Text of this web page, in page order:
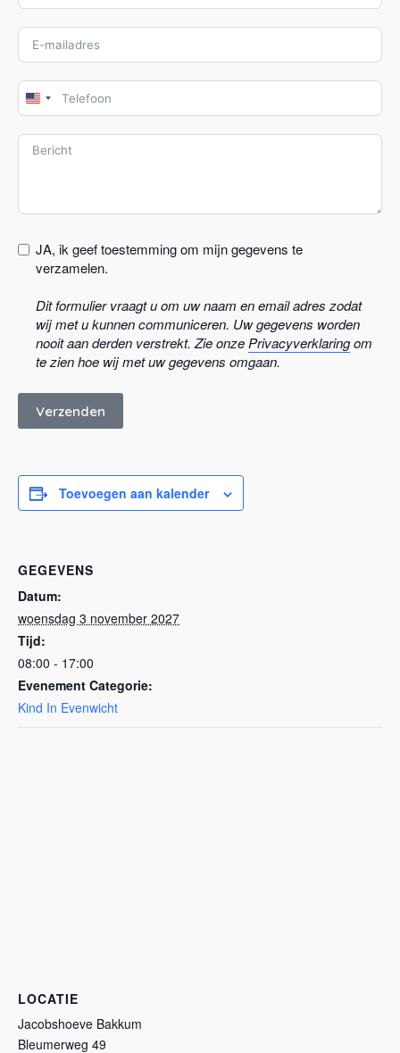
U
i
t
a
e
s
+
1
JA, ik geef toestemming om mijn gegevens te
verzamelen.
Dit formulier vraagt u om uw naam en email adres zodat
wij met u kunnen communiceren. Uw gegevens worden
nooit aan derden verstrekt. Zie onze Privacyverklaringom
te zien hoe wij met uw gegevens omgaan.
Verzenden
Toevoegen aan kalender
GEGEVENS
Datum:
woensdag 3 november 2027
Tijd:
08:00 - 17:00
Evenement Categorie:
Kind In Evenwicht
LOCATIE
Jacobshoeve Bakkum
Bleumerweg 49